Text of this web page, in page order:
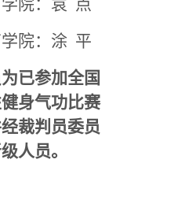
院：袁 点
院：涂 平
已参加全国
身气功比赛
裁判员委员
人员。